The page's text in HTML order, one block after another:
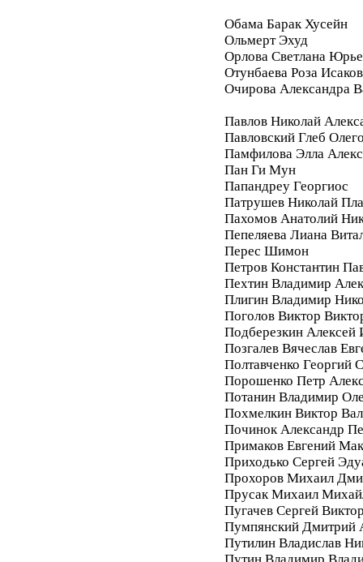
Обама Барак Хусейн
Ольмерт Эхуд
Орлова Светлана
Отунбаева Роза
Очирова Александра
Павлов Николай
Павловский Глеб
Памфилова Элла
Пан Ги Мун
Папандреу Георгиос
Патрушев Николай
Пахомов Анатолий
Пепеляева Лиана
Перес Шимон
Петров Константин
Пехтин Владимир
Плигин Владимир
Поголов Виктор
Подберезкин Алексей
Позгалев Вячеслав
Полтавченко Георгий
Порошенко Петр
Потанин Владимир
Похмелкин Виктор
Починок Александр
Примаков Евгений
Приходько Сергей
Прохоров Михаил
Прусак Михаил
Пугачев Сергей
Пумпянский Дмитрий
Путилин Владислав